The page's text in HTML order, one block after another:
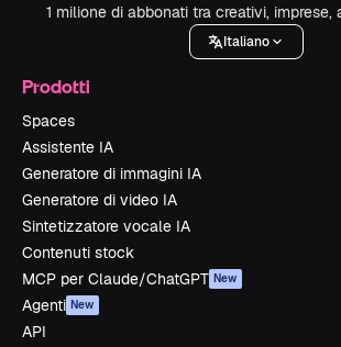
1 milione di abbonati tra creativi, imprese,
Italiano
Prodotti
Spaces
Assistente IA
Generatore di immagini IA
Generatore di video IA
Sintetizzatore vocale IA
Contenuti stock
MCP per Claude/ChatGPT New
Agenti New
API